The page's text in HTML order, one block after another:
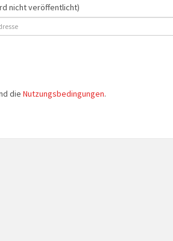
nicht veröffentlicht)
die Nutzungsbedingungen.